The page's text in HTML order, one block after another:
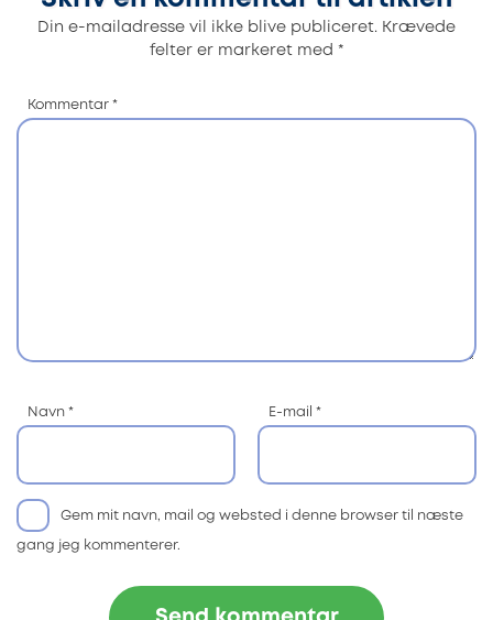
Din e-mailadresse vil ikke blive publiceret. Krævede
felter er markeret med *
Kommentar *
Navn * E-mail *
Gem mit navn, mail og websted i denne browser til næste
gang jeg kommenterer.